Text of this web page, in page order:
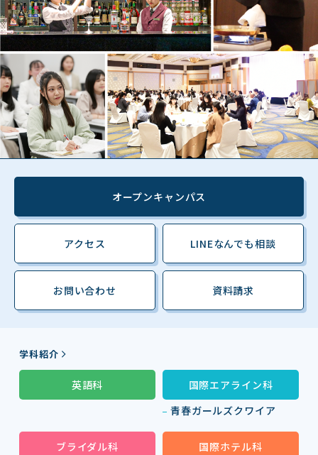
オープンキャンパス
アクセス LINEなんでも相談
お問い合わせ 資料請求
学科紹介
英語科
国際エアライン科
青春ガールズクワイア
ブライダル科
国際ホテル科